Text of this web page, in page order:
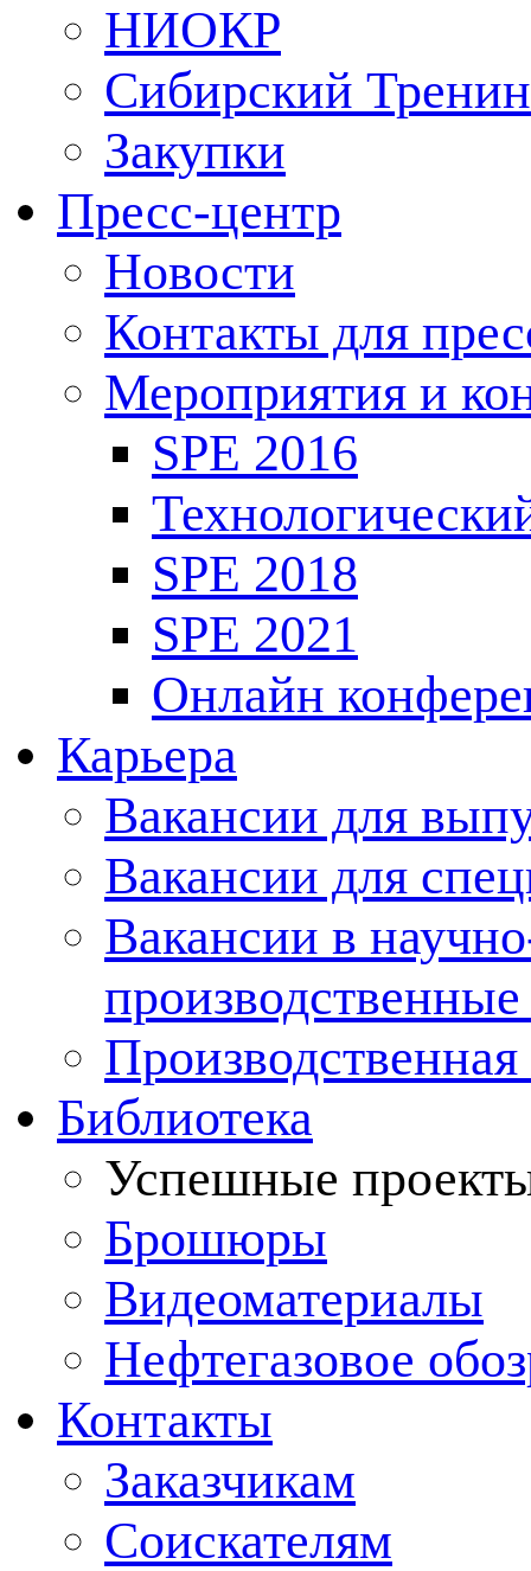
НИОКР
Сибирский
Закупки
Пресс-центр
Новости
Контакты для
Мероприятия и
SPE 2016
SPE 2018
SPE 2021
Онлайн
Карьера
Вакансии для
Вакансии для
Вакансии в
Производственная
Библиотека
Успешные
Брошюры
Видеоматериалы
Нефтегазовое
Контакты
Заказчикам
Соискателям